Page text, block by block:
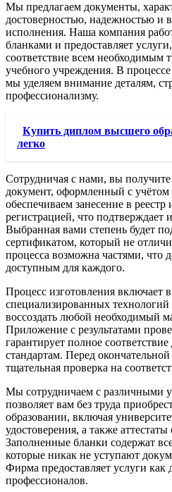
Мы предлагаем документы,
достоверностью, надежностью и
исполнения. Наша компания
бланками и предоставляет
соответствие всем необходимым
учебного учреждения. В
мы уделяем внимание деталям,
профессионализму.
Купить диплом высшего
легко
Сотрудничая с нами, вы
документ, оформленный с
обеспечиваем занесение в реестр
регистрацией, что подтверждает
Выбранная вами степень будет
сертификатом, который не
процесса возможна частями, что
доступным для каждого.
Процесс изготовления включает
специализированных технологий
воссоздать любой необходимый
Приложение с результатами
гарантирует полное
стандартам. Перед
тщательная проверка на
Мы сотрудничаем с различными
позволяет вам без труда
образовании, включая
удостоверения, а также
Заполненные бланки содержат
которые никак не уступают
Фирма предоставляет услуги как
профессионалов.